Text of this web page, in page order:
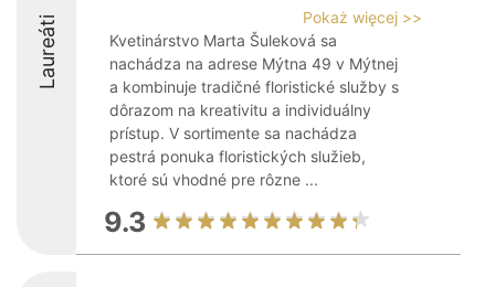
Laureáti
Pokaż więcej >>
Kvetinárstvo Marta Šuleková sa
nachádza na adrese Mýtna 49 v Mýtnej
a kombinuje tradičné floristické služby s
dôrazom na kreativitu a individuálny
prístup. V sortimente sa nachádza
pestrá ponuka floristických služieb,
ktoré sú vhodné pre rôzne ...
9.3